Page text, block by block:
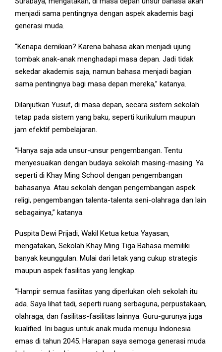
menjadi sama pentingnya dengan aspek akademis bagi
generasi muda.
“Kenapa demikian? Karena bahasa akan menjadi ujung
tombak anak-anak menghadapi masa depan. Jadi tidak
sekedar akademis saja, namun bahasa menjadi bagian
sama pentingnya bagi masa depan mereka,” katanya.
Dilanjutkan Yusuf, di masa depan, secara sistem sekolah
tetap pada sistem yang baku, seperti kurikulum maupun
jam efektif pembelajaran.
“Hanya saja ada unsur-unsur pengembangan. Tentu
menyesuaikan dengan budaya sekolah masing-masing. Ya
seperti di Khay Ming School dengan pengembangan
bahasanya. Atau sekolah dengan pengembangan aspek
religi, pengembangan talenta-talenta seni-olahraga dan lain
sebagainya,” katanya.
Puspita Dewi Prijadi, Wakil Ketua ketua Yayasan,
mengatakan, Sekolah Khay Ming Tiga Bahasa memiliki
banyak keunggulan. Mulai dari letak yang cukup strategis
maupun aspek fasilitas yang lengkap.
“Hampir semua fasilitas yang diperlukan oleh sekolah itu
ada. Saya lihat tadi, seperti ruang serbaguna, perpustakaan,
olahraga, dan fasilitas-fasilitas lainnya. Guru-gurunya juga
kualified. Ini bagus untuk anak muda menuju Indonesia
emas di tahun 2045. Harapan saya semoga generasi muda